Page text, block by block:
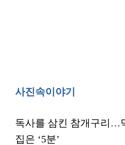
사진속이야기
독사를 삼킨 참개구리…
집은 ‘5분’